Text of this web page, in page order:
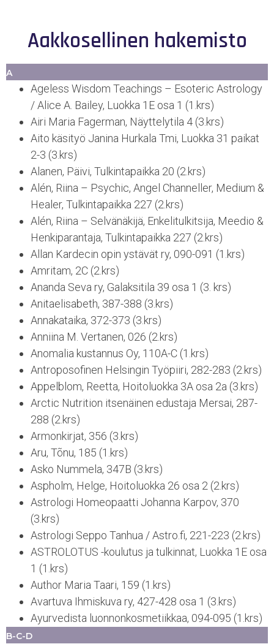
Aakkosellinen hakemisto
A
Ageless Wisdom Teachings – Esoteric Astrology
/ Alice A. Bailey, Luokka 1E osa 1 (1.krs)
Airi Maria Fagerman, Näyttelytila 4 (3.krs)
Aito käsityö Janina Hurkala Tmi, Luokka 31 paikat
2-3 (3.krs)
Alanen, Päivi, Tulkintapaikka 20 (2.krs)
Alén, Riina – Psychic, Angel Channeller, Medium &
Healer, Tulkintapaikka 227 (2.krs)
Alén, Riina – Selvänäkijä, Enkelitulkitsija, Meedio &
Henkiparantaja, Tulkintapaikka 227 (2.krs)
Allan Kardecin opin ystävät ry, 090-091 (1.krs)
Amritam, 2C (2.krs)
Ananda Seva ry, Galaksitila 39 osa 1 (3. krs)
Anitaelisabeth, 387-388 (3.krs)
Annakataika, 372-373 (3.krs)
Anniina M. Vertanen, 026 (2.krs)
Anomalia kustannus Oy, 110A-C (1.krs)
Antroposofinen Helsingin Työpiiri, 282-283 (2.krs)
Appelblom, Reetta, Hoitoluokka 3A osa 2a (3.krs)
Arctic Nutrition itsenäinen edustaja Mersai, 287-
288 (2.krs)
Armonkirjat, 356 (3.krs)
Aru, Tõnu, 185 (1.krs)
Asko Nummela, 347B (3.krs)
Aspholm, Helge, Hoitoluokka 26 osa 2 (2.krs)
Astrologi Homeopaatti Johanna Karpov, 370
(3.krs)
Astrologi Seppo Tanhua / Astro.fi, 221-223 (2.krs)
ASTROLOTUS -koulutus ja tulkinnat, Luokka 1E osa
1 (1.krs)
Author Maria Taari, 159 (1.krs)
Avartuva Ihmiskuva ry, 427-428 osa 1 (3.krs)
Ayurvedista luonnonkosmetiikkaa, 094-095 (1.krs)
B-C-D